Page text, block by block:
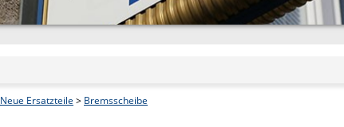
Neue Ersatzteile > Bremsscheibe